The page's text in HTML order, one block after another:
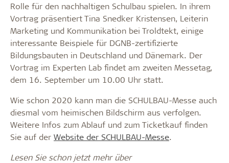
Rolle für den nachhaltigen Schulbau spielen. In ihrem
Vortrag präsentiert Tina Snedker Kristensen, Leiterin
Marketing und Kommunikation bei Troldtekt, einige
interessante Beispiele für DGNB-zertifizierte
Bildungsbauten in Deutschland und Dänemark. Der
Vortrag im Experten Lab findet am zweiten Messetag,
dem 16. September um 10.00 Uhr statt.
Wie schon 2020 kann man die SCHULBAU-Messe auch
diesmal vom heimischen Bildschirm aus verfolgen.
Weitere Infos zum Ablauf und zum Ticketkauf finden
Sie auf der Website der SCHULBAU-Messe.
Lesen Sie schon jetzt mehr über